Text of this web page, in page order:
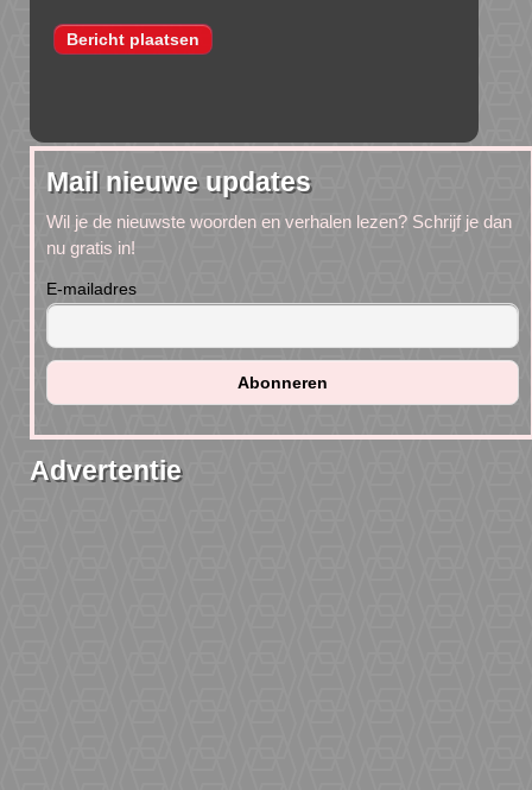
Mail nieuwe updates
Wil je de nieuwste woorden en verhalen lezen? Schrijf je dan
nu gratis in!
E-mailadres
Advertentie